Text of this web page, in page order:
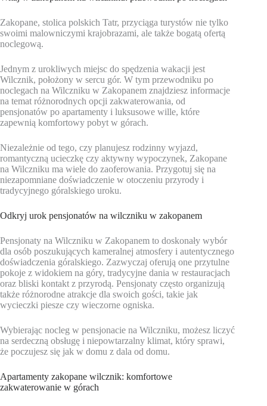
Zakopane, stolica polskich Tatr, przyciąga turystów nie tylko
swoimi malowniczymi krajobrazami, ale także bogatą ofertą
noclegową.
Jednym z urokliwych miejsc do spędzenia wakacji jest
Wilcznik, położony w sercu gór. W tym przewodniku po
noclegach na Wilczniku w Zakopanem znajdziesz informacje
na temat różnorodnych opcji zakwaterowania, od
pensjonatów po apartamenty i luksusowe wille, które
zapewnią komfortowy pobyt w górach.
Niezależnie od tego, czy planujesz rodzinny wyjazd,
romantyczną ucieczkę czy aktywny wypoczynek, Zakopane
na Wilczniku ma wiele do zaoferowania. Przygotuj się na
niezapomniane doświadczenie w otoczeniu przyrody i
tradycyjnego góralskiego uroku.
Odkryj urok pensjonatów na wilczniku w zakopanem
Pensjonaty na Wilczniku w Zakopanem to doskonały wybór
dla osób poszukujących kameralnej atmosfery i autentycznego
doświadczenia góralskiego. Zazwyczaj oferują one przytulne
pokoje z widokiem na góry, tradycyjne dania w restauracjach
oraz bliski kontakt z przyrodą. Pensjonaty często organizują
także różnorodne atrakcje dla swoich gości, takie jak
wycieczki piesze czy wieczorne ogniska.
Wybierając nocleg w pensjonacie na Wilczniku, możesz liczyć
na serdeczną obsługę i niepowtarzalny klimat, który sprawi,
że poczujesz się jak w domu z dala od domu.
Apartamenty zakopane wilcznik: komfortowe
zakwaterowanie w górach